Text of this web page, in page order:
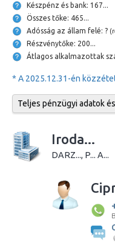
Készpénz és bank: 167...
Összes tőke: 465...
Adósság az állam felé: ?
Részvénytőke: 200...
* A 2025.12.31-én
Teljes pénzügyi adatok
Iroda...
DARZ..., P... A...